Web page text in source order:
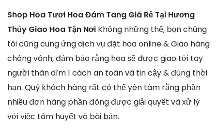
Shop Hoa Tươi Hoa Đám Tang Giá Rẻ Tại Hương
Thủy Giao Hoa Tận Nơi Không những thế, bọn chúng
tôi cũng cung ứng dịch vụ đặt hoa online & Giao hàng
chóng vánh, đảm bảo rằng hoa sẽ được giao tới tay
người thân dìm 1 cách an toàn và tin cậy & đúng thời
hạn. Quý khách hàng rất có thể yên tâm rằng phần
nhiều đơn hàng phần đông được giải quyết và xử lý
với việc tâm huyết và bài bản.